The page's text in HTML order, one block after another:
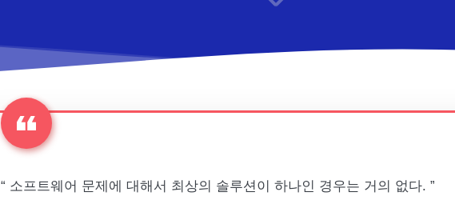
“ 소프트웨어 문제에 대해서 최상의 솔루션이 하나인 경우는 거의 없다. ”